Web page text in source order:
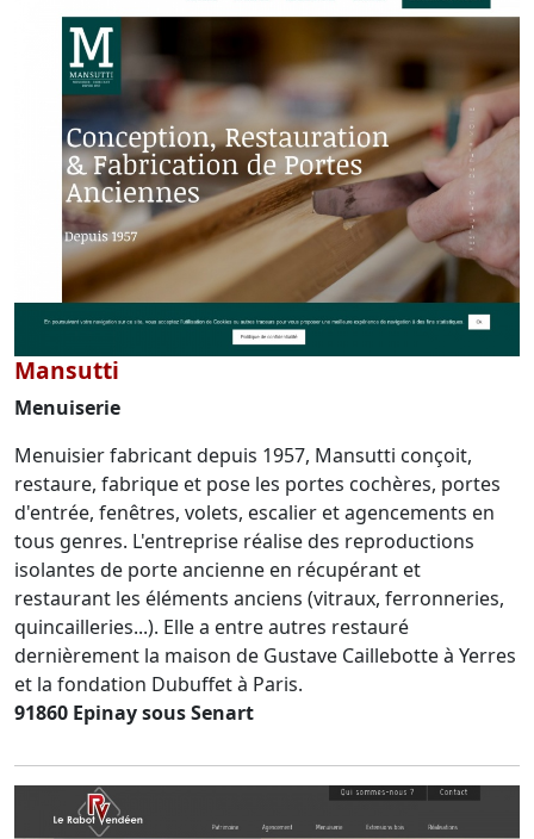
Mansutti
Menuiserie
Menuisier fabricant depuis 1957, Mansutti conçoit,
restaure, fabrique et pose les portes cochères, portes
d'entrée, fenêtres, volets, escalier et agencements en
tous genres. L'entreprise réalise des reproductions
isolantes de porte ancienne en récupérant et
restaurant les éléments anciens (vitraux, ferronneries,
quincailleries...). Elle a entre autres restauré
dernièrement la maison de Gustave Caillebotte à Yerres
et la fondation Dubuffet à Paris.
91860 Epinay sous Senart